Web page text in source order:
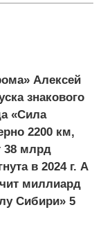
Алексей
знакового
«Сила
2200 км,
38 млрд
в 2024 г. А
миллиард
Сибири» 5